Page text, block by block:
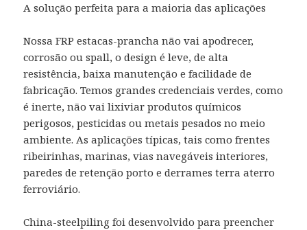
A solução perfeita para a maioria das aplicações
Nossa FRP estacas-prancha não vai apodrecer,
corrosão ou spall, o design é leve, de alta
resistência, baixa manutenção e facilidade de
fabricação. Temos grandes credenciais verdes, como
é inerte, não vai lixiviar produtos químicos
perigosos, pesticidas ou metais pesados ​​no meio
ambiente. As aplicações típicas, tais como frentes
ribeirinhas, marinas, vias navegáveis ​​interiores,
paredes de retenção porto e derrames terra aterro
ferroviário.
China-steelpiling foi desenvolvido para preencher